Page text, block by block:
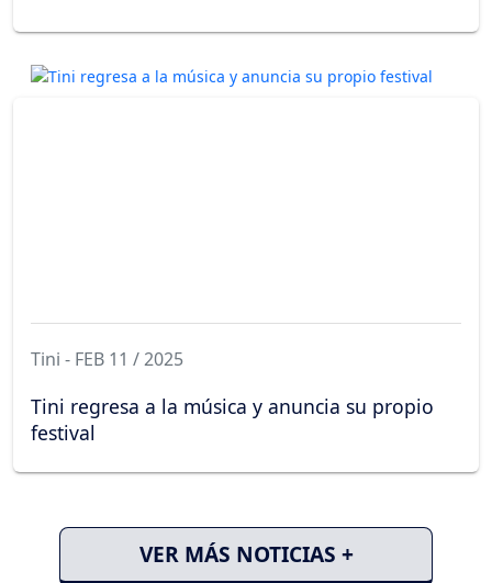
Tini - FEB 11 / 2025
Tini regresa a la música y anuncia su propio
festival
VER MÁS NOTICIAS +